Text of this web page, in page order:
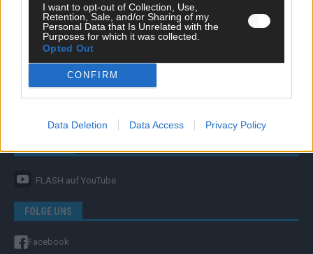
I want to opt-out of Collection, Use,
Retention, Sale, and/or Sharing of my
Personal Data that Is Unrelated with the
Purposes for which it was collected.
Opted Out
CONFIRM
Data Deletion Data Access Privacy Policy
ÜBER UNS
Unternehmensporträt
Ehtikrichtlinie & Faktencheck
FLASH auf YouTube
FOLGE UNS
Facebook